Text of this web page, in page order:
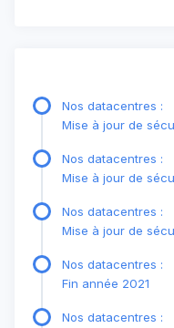
Nos datacentres :
Mise à jour de
Nos datacentres :
Mise à jour de
Nos datacentres :
Mise à jour de
Nos datacentres :
Fin année 2021
Nos datacentres :